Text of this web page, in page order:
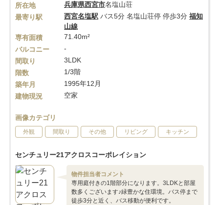
所在地 兵庫県西宮市名塩山荘
最寄り駅
西宮名塩駅 バス5分 名塩山荘停 停歩3分 福知
山線
専有面積
71.40m²
バルコニー
-
間取り
3LDK
階数
1/3階
築年月
1995年12月
建物現況
空家
画像カテゴリ
外観 間取り その他 リビング キッチン
センチュリー21アクロスコーポレイション
物件担当者コメント
専用庭付きの1階部分になります。3LDKと部屋
数多くございます♪緑豊かな住環境。バス停まで
徒歩3分と近く、バス移動が便利です。